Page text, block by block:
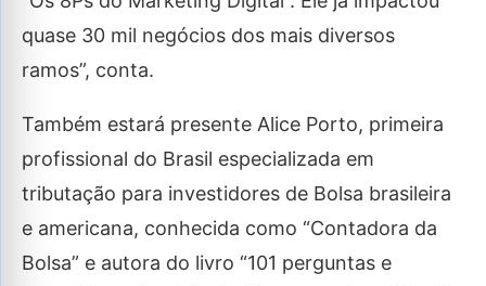
quase 30 mil negócios dos mais diversos
ramos”, conta.
Também estará presente Alice Porto, primeira
profissional do Brasil especializada em
tributação para investidores de Bolsa brasileira
e americana, conhecida como “Contadora da
Bolsa” e autora do livro “101 perguntas e